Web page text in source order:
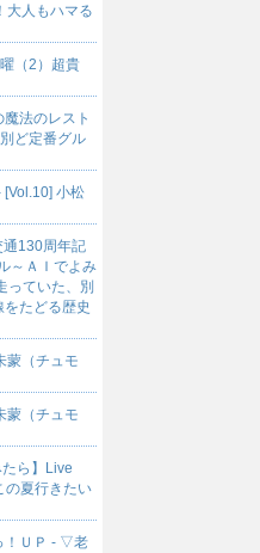
大人もハマる
（2）超貴
法のレスト
ど定番グル
[Vol.10] 小松
通130周年記
～ＡＩでよみ
っていた、別
たどる歴史
蒙（チュモ
蒙（チュモ
ら】Live
の夏行きたい
！ＵＰ - ▽老